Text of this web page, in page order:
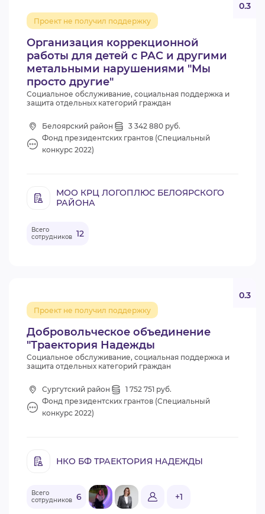
Организация коррекционной
работы для детей с РАС и другими
метальными нарушениями "Мы
просто другие"
Проект не получил поддержку
0.3
Социальное обслуживание, социальная поддержка и
защита отдельных категорий граждан
Белоярский район
3 342 880 руб.
Фонд президентских грантов (Специальный
конкурс 2022)
МОО КРЦ ЛОГОПЛЮС БЕЛОЯРСКОГО
РАЙОНА
Всего
сотрудников 12
Добровольческое объединение
"Траектория Надежды
Проект не получил поддержку
0.3
Социальное обслуживание, социальная поддержка и
защита отдельных категорий граждан
Сургутский район
1 752 751 руб.
Фонд президентских грантов (Специальный
конкурс 2022)
НКО БФ ТРАЕКТОРИЯ НАДЕЖДЫ
Всего
сотрудников 6 +1